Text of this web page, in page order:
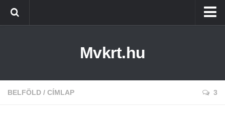
Tiszaújváros
Mvkrt.hu
BELFÖLD / CÍMLAP 3